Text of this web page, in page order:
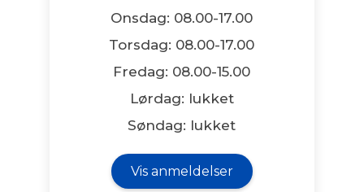
Onsdag: 08.00-17.00
Torsdag: 08.00-17.00
Fredag: 08.00-15.00
Lørdag: lukket
Søndag: lukket
Vis anmeldelser